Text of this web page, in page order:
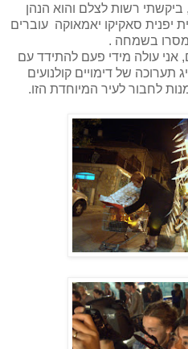
רשות לצלם והוא הנהן
יפנית סאקיקו יאמאוקה עוברים
בשמחה .
אני עולה מידי פעם להתידד עם
תערוכה של דימויים קולנועים
לחבור לעיר המיוחדת הזו.